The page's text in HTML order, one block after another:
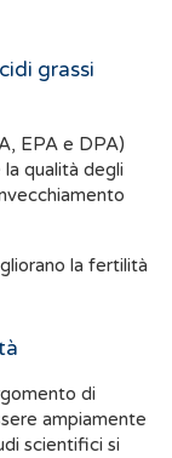
grassi
EPA e DPA)
qualità degli
la fertilità
di
ampiamente
scientifici si